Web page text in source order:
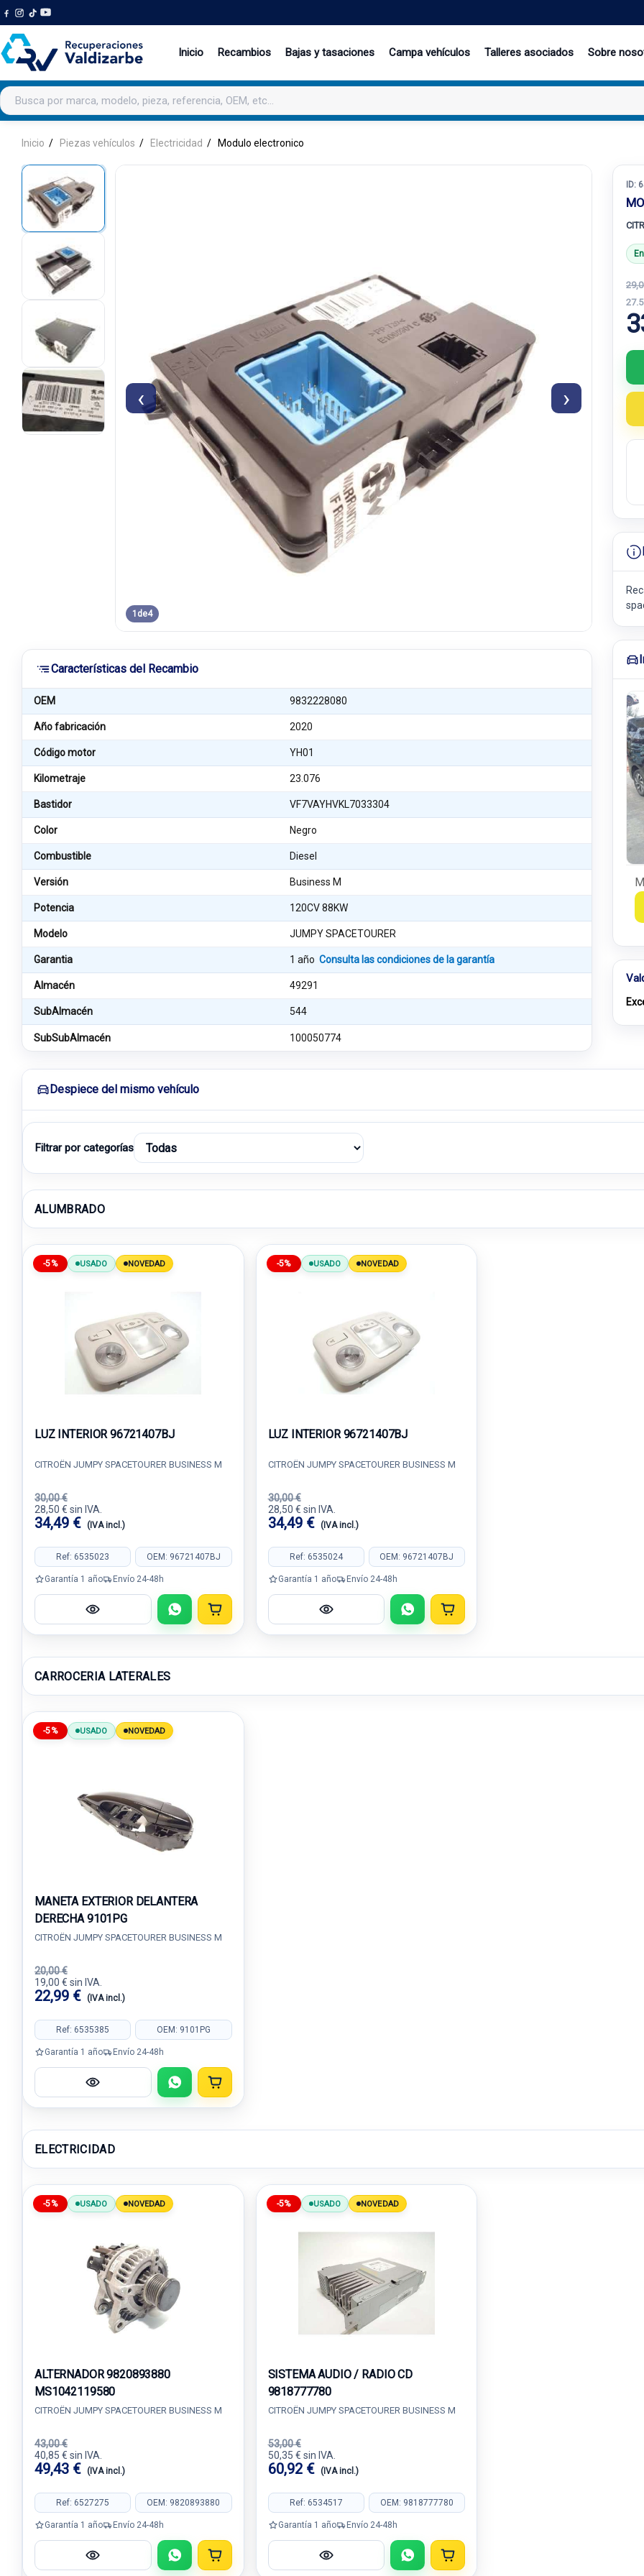
Inicio Recambios Bajas y tasaciones Campa vehículos Talleres asociados Sobre
Buscar productos
Inicio Piezas vehículos Electricidad Modulo electronico
‹ ›
1 de4
Características del Recambio
OEM 9832228080
Año fabricación 2020
Código motor YH01
Kilometraje 23.076
Bastidor VF7VAYHVKL7033304
Color Negro
Combustible Diesel
Versión Business M
Potencia 120CV 88KW
Modelo JUMPY SPACETOURER
Garantia 1 añoConsulta las condiciones de la garantía
Almacén 49291
SubAlmacén 544
SubSubAlmacén 100050774
ID:
Despiece del mismo vehículo
Filtrar por categorías
ALUMBRADO
-5% USADO NOVEDAD
LUZ INTERIOR 96721407BJ
CITROËN JUMPY SPACETOURER BUSINESS M
30,00 €
28,50 € sin IVA.
34,49 € (IVA incl.)
Ref: 6535023 OEM: 96721407BJ
Garantía 1 año Envío 24-48h
-5% USADO NOVEDAD
LUZ INTERIOR 96721407BJ
CITROËN JUMPY SPACETOURER BUSINESS M
30,00 €
28,50 € sin IVA.
34,49 € (IVA incl.)
Ref: 6535024 OEM: 96721407BJ
Garantía 1 año Envío 24-48h
CARROCERIA LATERALES
-5% USADO NOVEDAD
MANETA EXTERIOR DELANTERA
DERECHA 9101PG
CITROËN JUMPY SPACETOURER BUSINESS M
20,00 €
19,00 € sin IVA.
22,99 € (IVA incl.)
Ref: 6535385 OEM: 9101PG
Garantía 1 año Envío 24-48h
ELECTRICIDAD
-5% USADO NOVEDAD
ALTERNADOR 9820893880
MS1042119580
CITROËN JUMPY SPACETOURER BUSINESS M
43,00 €
40,85 € sin IVA.
49,43 € (IVA incl.)
Ref: 6527275 OEM: 9820893880
Garantía 1 año Envío 24-48h
-5% USADO NOVEDAD
SISTEMA AUDIO / RADIO CD
9818777780
CITROËN JUMPY SPACETOURER BUSINESS M
53,00 €
50,35 € sin IVA.
60,92 € (IVA incl.)
Ref: 6534517 OEM: 9818777780
Garantía 1 año Envío 24-48h